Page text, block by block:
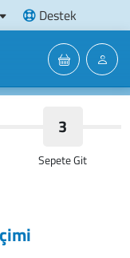
Destek
3
Sepete Git